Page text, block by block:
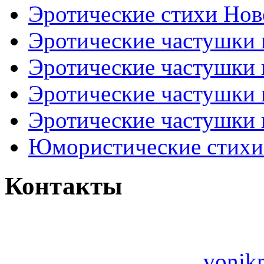
Эротические стихи
Эротические
Эротические
Эротические
Эротические
Юмористические
Контакты